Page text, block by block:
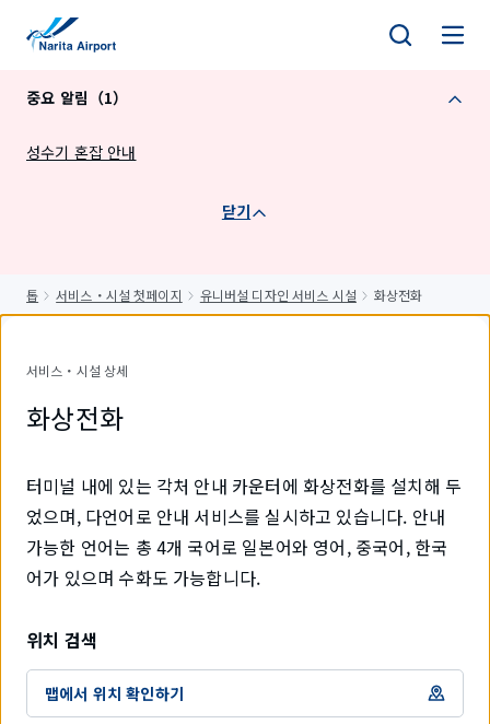
중요 알림（1）
성수기 혼잡 안내
닫기
톱 서비스・시설 첫페이지 유니버설 디자인 서비스 시설 화상전화
서비스・시설 상세
화상전화
터미널 내에 있는 각처 안내 카운터에 화상전화를 설치해 두
었으며, 다언어로 안내 서비스를 실시하고 있습니다. 안내
가능한 언어는 총 4개 국어로 일본어와 영어, 중국어, 한국
어가 있으며 수화도 가능합니다.
위치 검색
맵에서 위치 확인하기